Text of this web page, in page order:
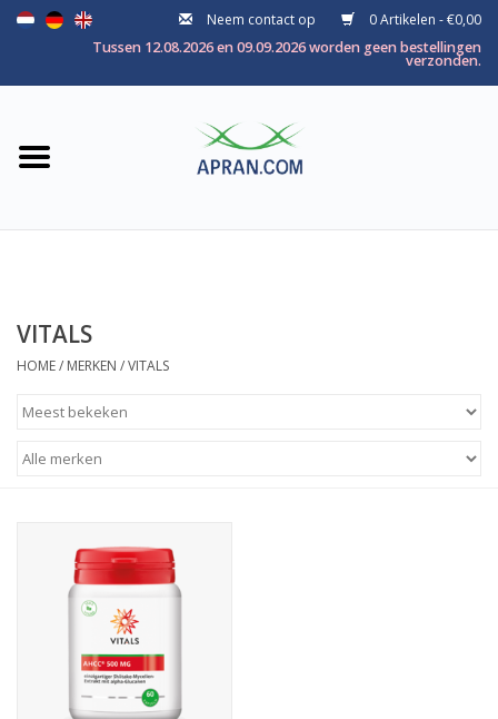
Neem contact op
0 Artikelen - €0,00
Tussen 12.08.2026 en 09.09.2026 worden geen bestellingen
verzonden.
Home
Categorie
Gezondheidsdoel
VITALS
HOME/ MERKEN /VITALS